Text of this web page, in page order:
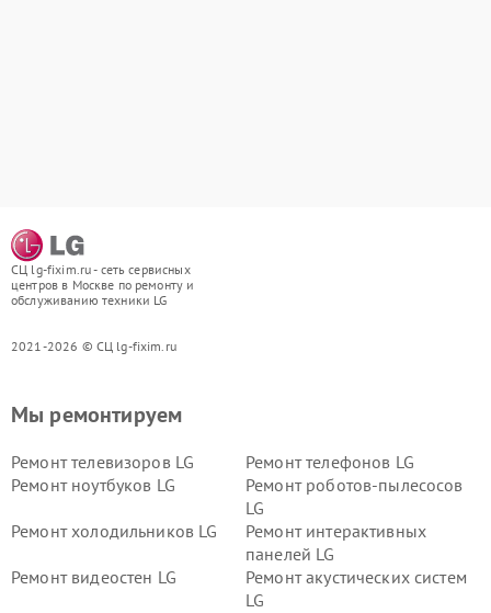
СЦ lg-fixim.ru - сеть сервисных
центров в Москве по ремонту и
обслуживанию техники LG
2021-2026 © СЦ lg-fixim.ru
Мы ремонтируем
Ремонт телевизоров LG
Ремонт телефонов LG
Ремонт ноутбуков LG
Ремонт роботов-пылесосов
LG
Ремонт холодильников LG
Ремонт интерактивных
панелей LG
Ремонт видеостен LG
Ремонт акустических систем
LG